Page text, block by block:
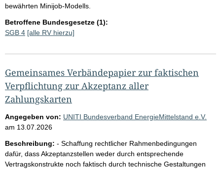
bewährten Minijob-Modells.
Betroffene Bundesgesetze (1):
SGB 4 [alle RV hierzu]
Gemeinsames Verbändepapier zur faktischen
Verpflichtung zur Akzeptanz aller
Zahlungskarten
Angegeben von: UNITI Bundesverband EnergieMittelstand e.V.
am 13.07.2026
Beschreibung: - Schaffung rechtlicher Rahmenbedingungen
dafür, dass Akzeptanzstellen weder durch entsprechende
Vertragskonstrukte noch faktisch durch technische Gestaltungen